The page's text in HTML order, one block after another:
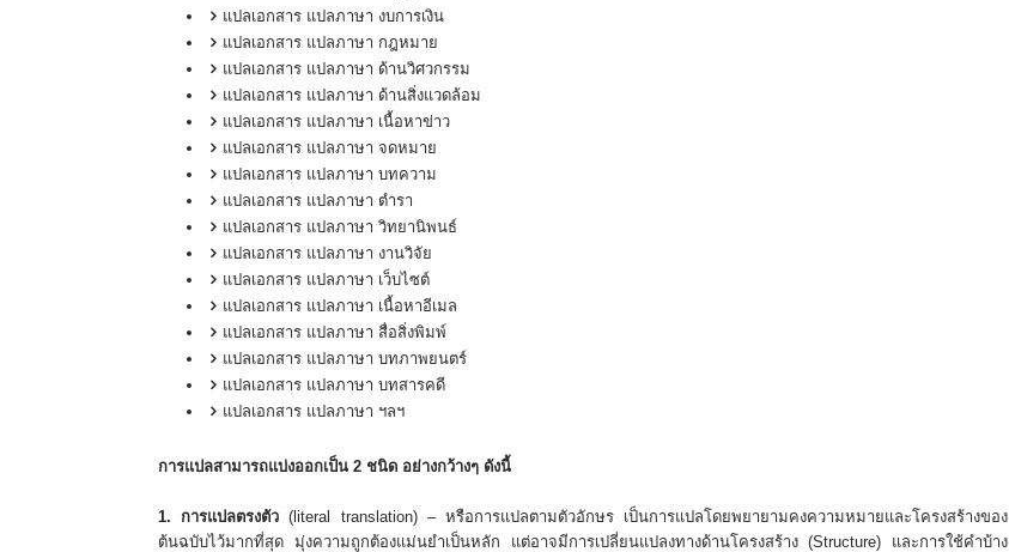
แปลเอกสาร แปลภาษา งบการเงิน
แปลเอกสาร แปลภาษา กฎหมาย
แปลเอกสาร แปลภาษา ด้านวิศวกรรม
แปลเอกสาร แปลภาษา ด้านสิ่งแวดล้อม
แปลเอกสาร แปลภาษา เนื้อหาข่าว
แปลเอกสาร แปลภาษา จดหมาย
แปลเอกสาร แปลภาษา บทความ
แปลเอกสาร แปลภาษา ตำรา
แปลเอกสาร แปลภาษา วิทยานิพนธ์
แปลเอกสาร แปลภาษา งานวิจัย
แปลเอกสาร แปลภาษา เว็บไซต์
แปลเอกสาร แปลภาษา เนื้อหาอีเมล
แปลเอกสาร แปลภาษา สื่อสิ่งพิมพ์
แปลเอกสาร แปลภาษา บทภาพยนตร์
แปลเอกสาร แปลภาษา บทสารคดี
แปลเอกสาร แปลภาษา ฯลฯ
การแปลสามารถแบ่งออกเป็น 2 ชนิด อย่างกว้างๆ ดังนี้
1. การแปลตรงตัว (literal translation) – หรือการแปลตามตัวอักษร เป็นการแปลโดยพยายามคงความหมายและโครงสร้างของ
ต้นฉบับไว้มากที่สุด มุ่งความถูกต้องแม่นยําเป็นหลัก แต่อาจมีการเปลี่ยนแปลงทางด้านโครงสร้าง (Structure) และการใช้คําบ้าง